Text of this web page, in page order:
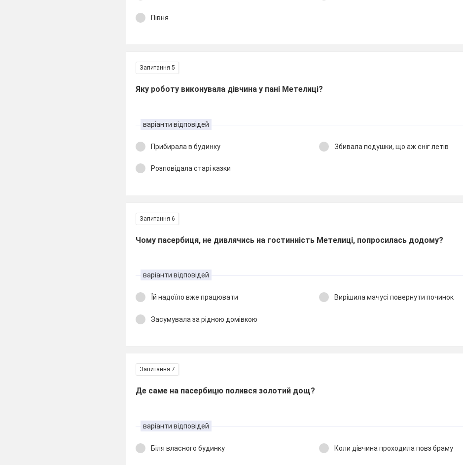
Півня
Запитання 5
Яку роботу виконувала дівчина у пані Метелиці?
варіанти відповідей
Прибирала в будинку Збивала подушки, що аж сніг летів
Розповідала старі казки
Запитання 6
Чому пасербиця, не дивлячись на гостинність Метелиці, попросилась додому?
варіанти відповідей
Їй надоїло вже працювати Вирішила мачусі повернути починок
Засумувала за рідною домівкою
Запитання 7
Де саме на пасербицю полився золотий дощ?
варіанти відповідей
Біля власного будинку Коли дівчина проходила повз браму